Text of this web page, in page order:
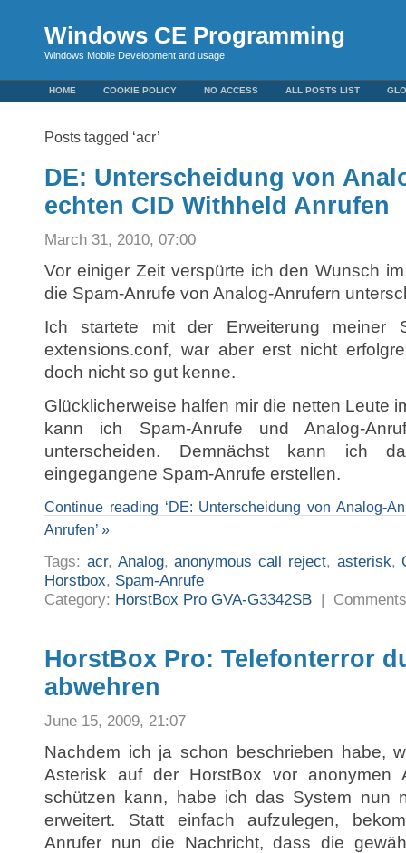
Windows CE Programming
Windows Mobile Development and usage
HOME COOKIE POLICY NO ACCESS ALL POSTS LIST
Posts tagged ‘acr’
DE: Unterscheidung von
echten CID Withheld Anrufen
March 31, 2010, 07:00
Vor einiger Zeit verspürte ich den Wunsch
die Spam-Anrufe von Analog-Anrufern
Ich startete mit der Erweiterung meiner
extensions.conf, war aber erst nicht
doch nicht so gut kenne.
Glücklicherweise halfen mir die netten Leute
kann ich Spam-Anrufe und Analog-
unterscheiden. Demnächst kann ich
eingegangene Spam-Anrufe erstellen.
Continue reading ‘DE: Unterscheidung von Analog-
Anrufen’ »
Tags: acr, Analog,anonymous call reject, asterisk,
Horstbox, Spam-Anrufe
Category: HorstBox Pro GVA-G3342SB |
HorstBox Pro: Telefonterror
abwehren
June 15, 2009, 21:07
Nachdem ich ja schon beschrieben habe,
Asterisk auf der HorstBox vor anonymen
schützen kann, habe ich das System nun
erweitert. Statt einfach aufzulegen,
Anrufer nun die Nachricht, dass die